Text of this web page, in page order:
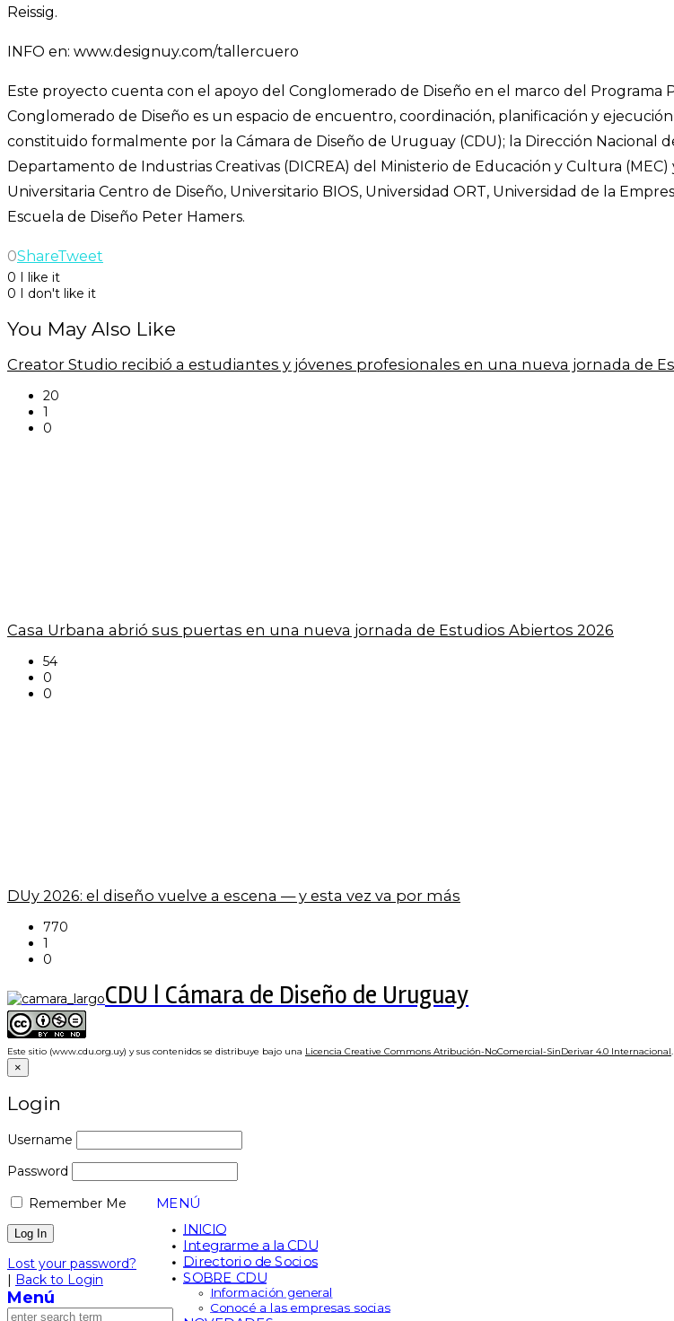
Reissig.
INFO en: www.designuy.com/tallercuero
Este proyecto cuenta con el apoyo del Conglomerado de Diseño en el marco del Programa
Conglomerado de Diseño es un espacio de encuentro, coordinación, planificación y
constituido formalmente por la Cámara de Diseño de Uruguay (CDU); la Dirección Nacional
Departamento de Industrias Creativas (DICREA) del Ministerio de Educación y Cultura
Universitaria Centro de Diseño, Universitario BIOS, Universidad ORT, Universidad de la
Escuela de Diseño Peter Hamers.
0ShareTweet
0 I like it
0 I don't like it
You May Also Like
Creator Studio recibió a estudiantes y jóvenes profesionales en una nueva jornada de
20
1
0
Casa Urbana abrió sus puertas en una nueva jornada de Estudios Abiertos 2026
54
0
0
DUy 2026: el diseño vuelve a escena — y esta vez va por más
770
1
0
CDU | Cámara de Diseño de Uruguay
Este sitio (www.cdu.org.uy) y sus contenidos se distribuye bajo una Licencia Creative Commons Atribución-NoComercial-SinDerivar 4.0 Internacional.
×
Login
Username
Password
Remember Me
Lost your password?
| Back to Login
Menú
MENÚ
INICIO
Integrarme a la CDU
Directorio de Socios
SOBRE CDU
Información general
Conocé a las empresas socias